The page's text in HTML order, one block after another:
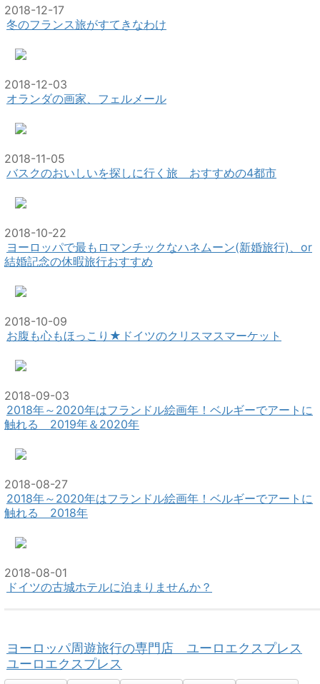
2018-12-17
冬のフランス旅がすてきなわけ
2018-12-03
オランダの画家、フェルメール
2018-11-05
バスクのおいしいを探しに行く旅 おすすめの4都市
2018-10-22
ヨーロッパで最もロマンチックなハネムーン(新婚旅行)、or
結婚記念の休暇旅行おすすめ
2018-10-09
お腹も心もほっこり★ドイツのクリスマスマーケット
2018-09-03
2018年～2020年はフランドル絵画年！ベルギーでアートに
触れる 2019年＆2020年
2018-08-27
2018年～2020年はフランドル絵画年！ベルギーでアートに
触れる 2018年
2018-08-01
ドイツの古城ホテルに泊まりませんか？
ヨーロッパ周遊旅行の専門店 ユーロエクスプレス
ユーロエクスプレス